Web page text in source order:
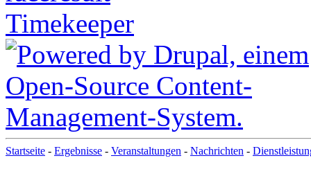
Startseite - Ergebnisse - Veranstaltungen - Nachrichten -